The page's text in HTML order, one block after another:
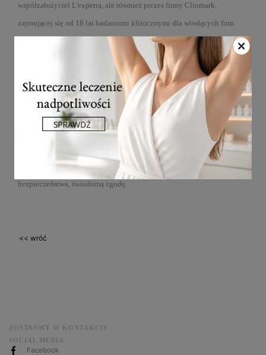
współzałożyciel L'experta, ale również prezes firmy Clinmark,
zajmującej się od 18 lat badaniami klinicznymi dla wiodących firm
farmaceutycznych na całym świecie.
Celem szkolenia było zaprezentowanie kluczowych zagadnień
związanych ze światowymi standardami prowadzenia badań
klinicznych, wytycznymi dobrej praktyki klinicznej. Warsztaty
składały się z kompleksowego przeglądu ICH-GCP z naciskiem na
etykę, ochronę uczestników badań, jakość, raportowanie
bezpieczeństwa, świadomą zgodę.
<< wróć
ZOSTAŃMY W KONTAKCIE
SOCIAL MEDIA
Facebook